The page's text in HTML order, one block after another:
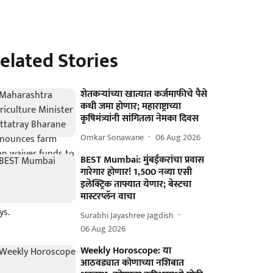
Stories
शेतकऱ्यांच्या खात्यात कर्जमाफीचे पैसे
कधी जमा होणार; महाराष्ट्राच्या
कृषिमंत्र्यांनी सांगितला नेमका दिवस
Omkar Sonawane 06 Aug 2026
BEST Mumbai: मुंबईकरांचा प्रवास
गारेगार होणार! 1,500 नव्या एसी
इलेक्ट्रिक ताफ्यात येणार; बेस्टचा
मास्टरप्लॅन वाचा
Surabhi Jayashree Jagdish
06 Aug 2026
Weekly Horoscope: या
आठवड्यात कोणाच्या नशिबात